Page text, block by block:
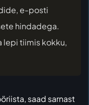
e-posti
hindadega.
lepi tiimis kokku,
saad sarnast